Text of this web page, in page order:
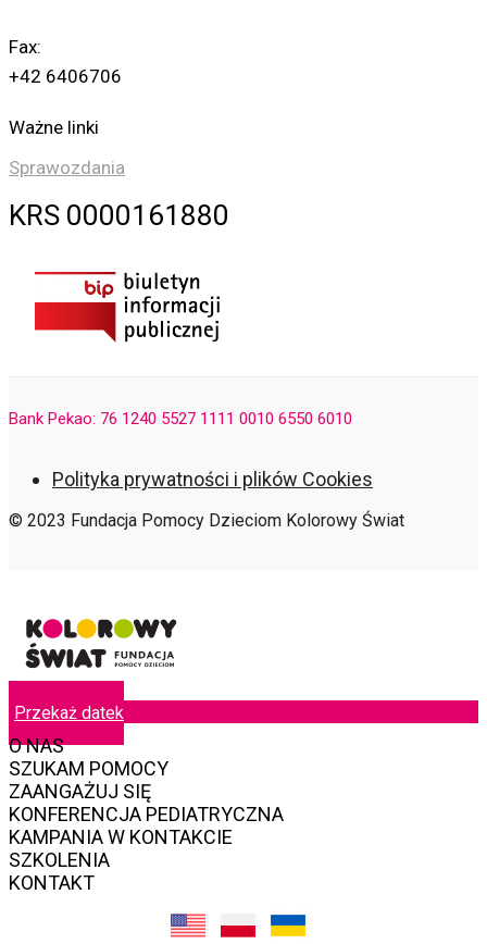
Fax:
+42 6406706
Ważne linki
Sprawozdania
KRS 0000161880
Bank Pekao: 76 1240 5527 1111 0010 6550 6010
Polityka prywatności i plików Cookies
© 2023 Fundacja Pomocy Dzieciom Kolorowy Świat
Przekaż datek
O NAS
SZUKAM POMOCY
ZAANGAŻUJ SIĘ
KONFERENCJA PEDIATRYCZNA
KAMPANIA W KONTAKCIE
SZKOLENIA
KONTAKT